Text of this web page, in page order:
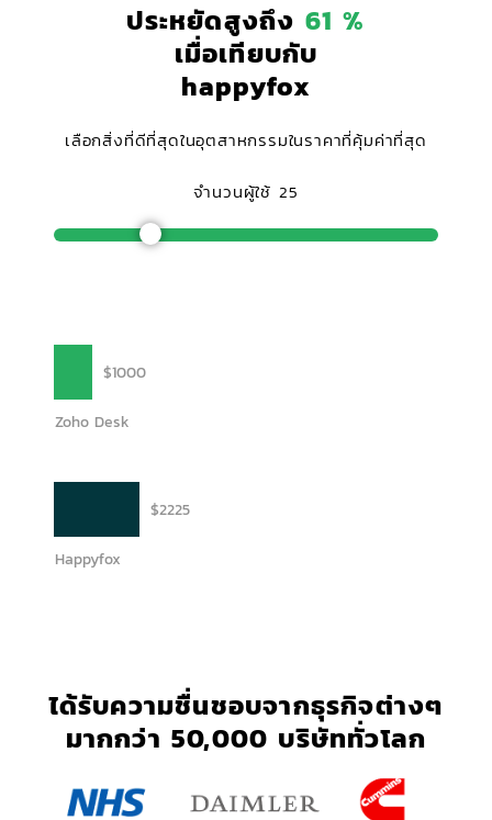
ประหยัดสูงถึง 61 %
เมื่อเทียบกับ
happyfox
เลือกสิ่งที่ดีที่สุดในอุตสาหกรรมในราคาที่คุ้มค่าที่สุด
จำนวนผู้ใช้ 25
$1000
Zoho Desk
$2225
Happyfox
ได้รับความชื่นชอบจากธุรกิจต่างๆ
มากกว่า 50,000 บริษัททั่วโลก